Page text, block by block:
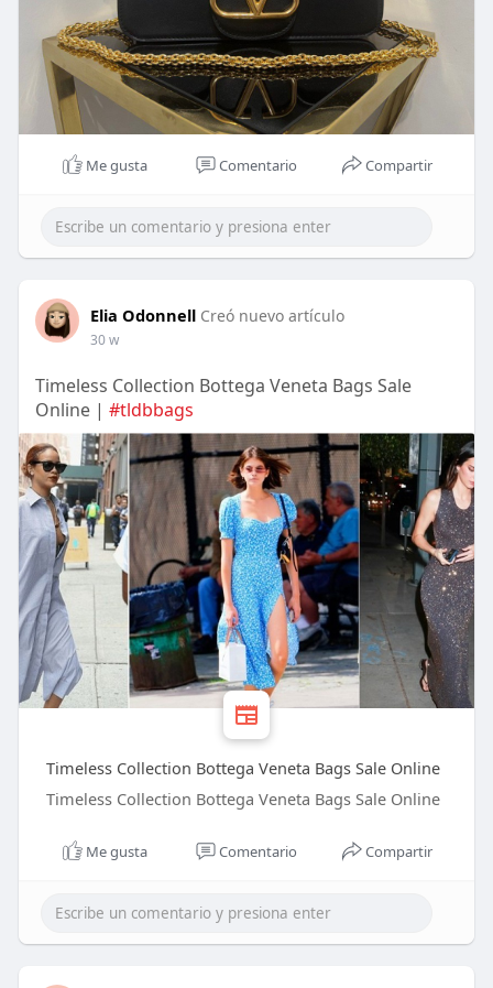
Me gusta Comentario Compartir
Elia Odonnell Creó nuevo artículo
30 w
Timeless Collection Bottega Veneta Bags Sale
Online | #tldbbags
Timeless Collection Bottega Veneta Bags Sale Online
Timeless Collection Bottega Veneta Bags Sale Online
Me gusta Comentario Compartir